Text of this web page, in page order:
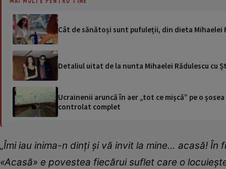
Cât de sănătoși sunt pufuleții, din dieta
Detaliul uitat de la nunta Mihaelei Rădulescu cu
Ucrainenii aruncă în aer „tot ce mișcă” pe o
controlat complet
„Îmi iau inima-n dinți și vă invit la mine… acasă!
«Acasă» e povestea fiecărui suflet care o